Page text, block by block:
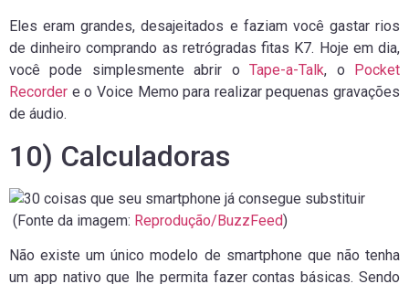
Eles eram grandes, desajeitados e faziam você gastar rios
de dinheiro comprando as retrógradas fitas K7. Hoje em dia,
você pode simplesmente abrir oTape-a-Talk, o
Pocket
Recorder e o Voice Memo para realizar pequenas gravações
de áudio.
10) Calculadoras
(Fonte da imagem: Reprodução/BuzzFeed)
Não existe um único modelo de smartphone que não tenha
um app nativo que lhe permita fazer contas básicas. Sendo